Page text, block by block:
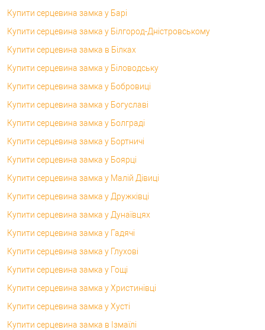
Купити серцевина замка у Барі
Купити серцевина замка у Білгород-Дністровському
Купити серцевина замка в Білках
Купити серцевина замка у Біловодську
Купити серцевина замка у Бобровиці
Купити серцевина замка у Богуславі
Купити серцевина замка у Болграді
Купити серцевина замка у Бортничі
Купити серцевина замка у Боярці
Купити серцевина замка у Малій Дівиці
Купити серцевина замка у Дружківці
Купити серцевина замка у Дунаївцях
Купити серцевина замка у Гадячі
Купити серцевина замка у Глухові
Купити серцевина замка у Гощі
Купити серцевина замка у Христинівці
Купити серцевина замка у Хусті
Купити серцевина замка в Ізмаїлі